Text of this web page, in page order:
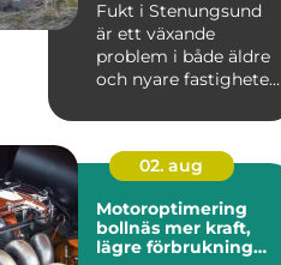
Fukt i Stenungsund
är ett växande
problem i både äldre
och nyare fastigheter,
02. aug
Motoroptimering
bollnäs mer kraft,
lägre förbrukning